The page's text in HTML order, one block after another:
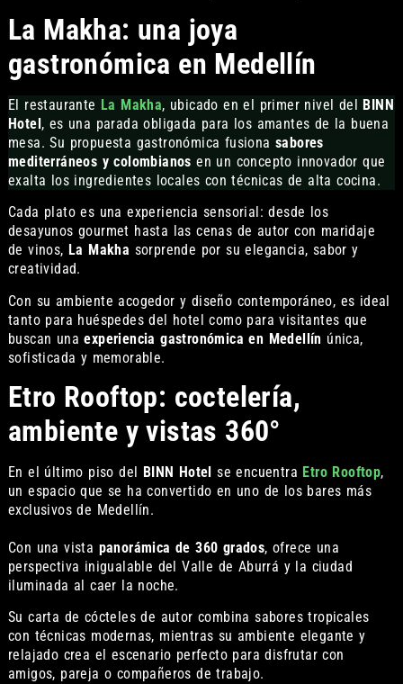
La Makha: una joya
gastronómica en Medellín
El restaurante La Makha, ubicado en el primer nivel del BINN
Hotel, es una parada obligada para los amantes de la buena
mesa. Su propuesta gastronómica fusiona sabores
mediterráneos y colombianos en un concepto innovador que
exalta los ingredientes locales con técnicas de alta cocina.
Cada plato es una experiencia sensorial: desde los
desayunos gourmet hasta las cenas de autor con maridaje
de vinos, La Makha sorprende por su elegancia, sabor y
creatividad.
Con su ambiente acogedor y diseño contemporáneo, es ideal
tanto para huéspedes del hotel como para visitantes que
buscan unaexperiencia gastronómica en Medellín única,
sofisticada y memorable.
Etro Rooftop: coctelería,
ambiente y vistas 360°
En el último piso del BINN Hotel se encuentra Etro Rooftop,
un espacio que se ha convertido en uno de los bares más
exclusivos de Medellín.
Con una vista panorámica de 360 grados, ofrece una
perspectiva inigualable del Valle de Aburrá y la ciudad
iluminada al caer la noche.
Su carta de cócteles de autor combina sabores tropicales
con técnicas modernas, mientras su ambiente elegante y
relajado crea el escenario perfecto para disfrutar con
amigos, pareja o compañeros de trabajo.